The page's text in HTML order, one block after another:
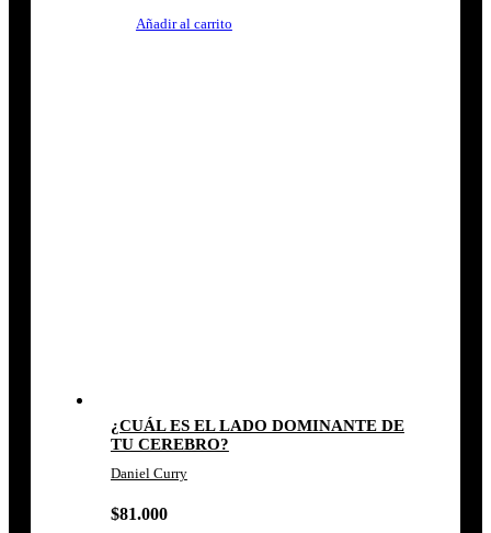
Añadir al carrito
¿CUÁL ES EL LADO DOMINANTE DE
TU CEREBRO?
Daniel Curry
$81.000